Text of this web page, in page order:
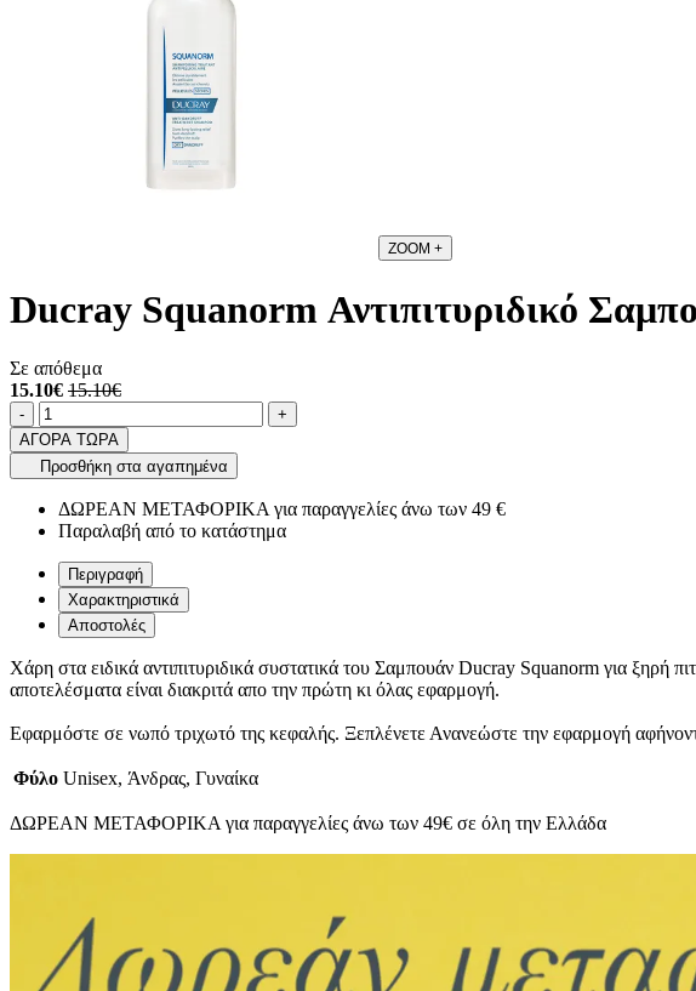
ZOOM +
Ducray Squanorm Αντιπιτυριδικό
Σε απόθεμα
15.10€ 15.10€
Ποσότητα
-product.increase.quantity +
ΑΓΟΡΑ ΤΩΡΑ
Προσθήκη στα αγαπημένα
ΔΩΡΕΑΝ ΜΕΤΑΦΟΡΙΚΑ για παραγγελίες άνω των 49 €
Παραλαβή από το κατάστημα
Περιγραφή
Χαρακτηριστικά
Αποστολές
Χάρη στα ειδικά αντιπιτυριδικά συστατικά του Σαμπουάν Ducray Squanorm για ξηρή
αποτελέσματα είναι διακριτά απο την πρώτη κι όλας εφαρμογή.
Εφαρμόστε σε νωπό τριχωτό της κεφαλής. Ξεπλένετε Ανανεώστε την εφαρμογή
Φύλο Unisex, Άνδρας, Γυναίκα
ΔΩΡΕΑΝ ΜΕΤΑΦΟΡΙΚΑ για παραγγελίες άνω των 49€ σε όλη την Ελλάδα